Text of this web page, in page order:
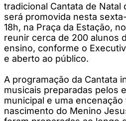
tradicional Cantata de Natal
será promovida nesta
18h, na Praça da Estação,
reunir cerca de 200 alunos
ensino, conforme o
e aberto ao público.
A programação da Cantata
musicais preparadas pelos
municipal e uma
nascimento do Menino